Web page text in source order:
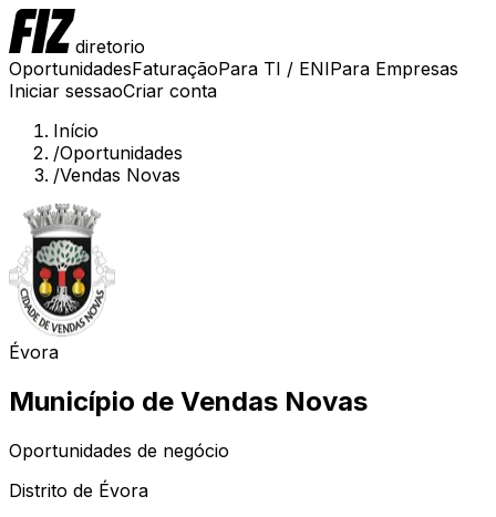
diretorio
OportunidadesFaturaçãoPara TI / ENIPara Empresas
Iniciar sessaoCriar conta
Início
/Oportunidades
/Vendas Novas
Évora
Município de Vendas Novas
Oportunidades de negócio
Distrito de Évora